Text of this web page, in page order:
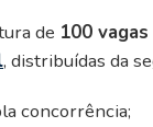
de 100
, distribuídas da
concorrência;